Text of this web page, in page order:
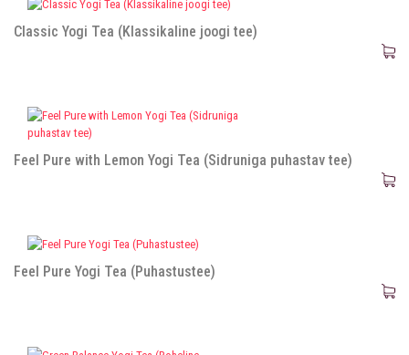
Classic Yogi Tea (Klassikaline joogi tee)
Feel Pure with Lemon Yogi Tea (Sidruniga puhastav tee)
Feel Pure Yogi Tea (Puhastustee)